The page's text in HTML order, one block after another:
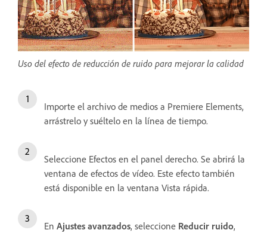
Uso del efecto de reducción de ruido para mejorar la calidad
Importe el archivo de medios a Premiere Elements,
arrástrelo y suéltelo en la línea de tiempo.
Seleccione Efectos en el panel derecho. Se abrirá la
ventana de efectos de vídeo. Este efecto también
está disponible en la ventana Vista rápida.
En Ajustes avanzados, seleccione Reducir ruido,